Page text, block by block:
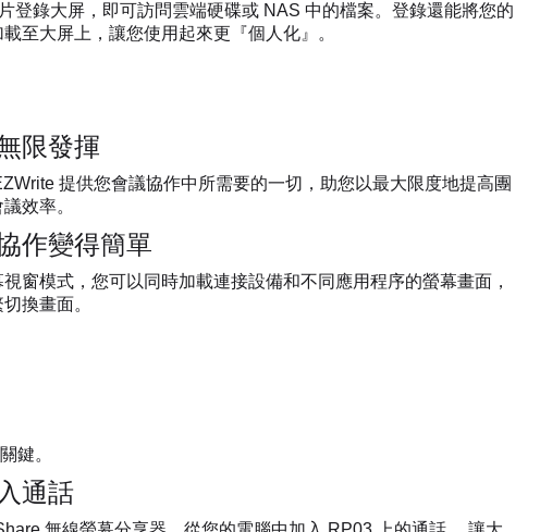
登錄大屏，即可訪問雲端硬碟或 NAS 中的檔案。登錄還能將您的
至大屏上，讓您使用起來更『個人化』。
限發揮
提供您會議協作中所需要的一切，助您以最大限度地提高團
效率。
作變得簡單
窗模式，您可以同時加載連接設備和不同應用程序的螢幕畫面，
換畫面。
鍵。
通話